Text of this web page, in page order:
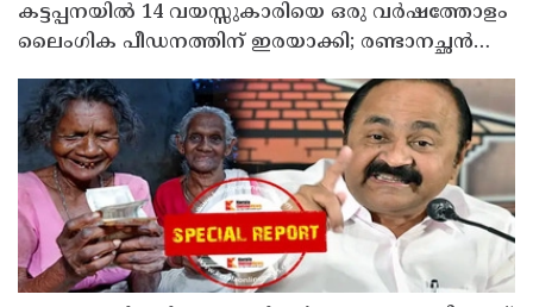
കട്ടപ്പനയില്‍ 14 വയസ്സുകാരിയെ ഒരു വര്‍ഷത്തോളം
ലൈംഗിക പീഡനത്തിന് ഇരയാക്കി; രണ്ടാനച്ഛൻ
പിടിയില്‍